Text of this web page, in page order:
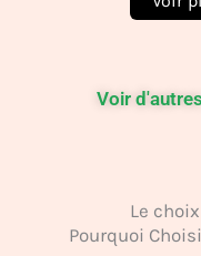
Voir
Le
Pourquoi